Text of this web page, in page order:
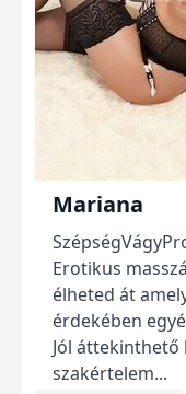
Mariana
Erotikus
élheted át
érdekében
Jól
szakértelem...